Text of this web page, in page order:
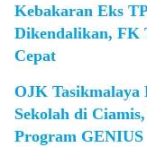
Kebakaran Eks
Dikendalikan, FK
Cepat
OJK Tasikmalaya
Sekolah di
Program GENIUS